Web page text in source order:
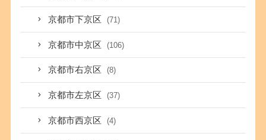
京都市下京区 (71)
京都市中京区 (106)
京都市右京区 (8)
京都市左京区 (37)
京都市西京区 (4)